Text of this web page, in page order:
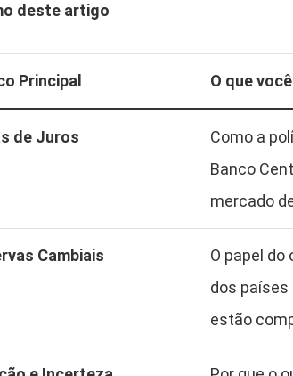
deste artigo
Principal O que
de Juros
Como a
Banco
mercado
Cambiais
O papel do
dos países
estão